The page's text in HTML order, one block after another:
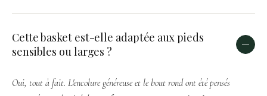
Cette basket est-elle adaptée aux pieds
sensibles ou larges ?
Oui, tout à fait. L'encolure généreuse et le bout rond ont été pensés